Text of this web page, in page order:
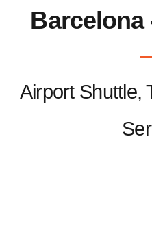
Barcelona
Airport Shuttle,